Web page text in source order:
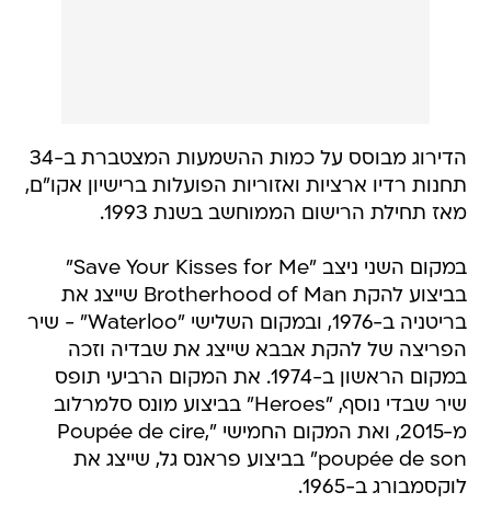
הדירוג מבוסס על כמות ההשמעות המצטברת ב-34
תחנות רדיו ארציות ואזוריות הפועלות ברישיון אקו"ם,
מאז תחילת הרישום הממוחשב בשנת 1993.
במקום השני ניצב "Save Your Kisses for Me"
בביצוע להקת Brotherhood of Man שייצג את
בריטניה ב-1976, ובמקום השלישי "Waterloo" - שיר
הפריצה של להקת אבבא שייצג את שבדיה וזכה
במקום הראשון ב-1974. את המקום הרביעי תופס
שיר שבדי נוסף, "Heroes" בביצוע מונס סלמרלוב
מ-2015, ואת המקום החמישי "Poupée de cire,
poupée de son" בביצוע פראנס גל, שייצג את
לוקסמבורג ב-1965.